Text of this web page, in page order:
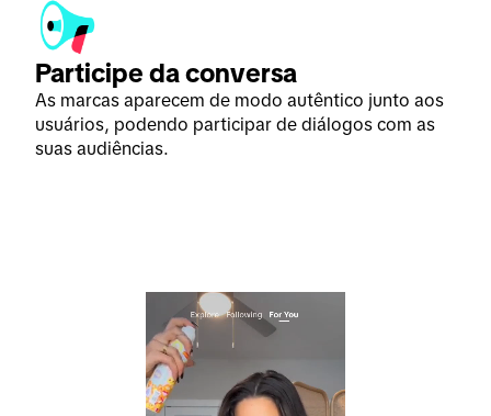
Participe da conversa
As marcas aparecem de modo autêntico junto aos
usuários, podendo participar de diálogos com as
suas audiências.